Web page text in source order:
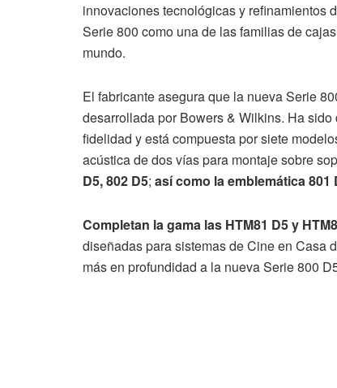
innovaciones tecnológicas y refinamientos
Serie 800 como una de las familias de
mundo.
El fabricante asegura que la nueva Serie
desarrollada por Bowers & Wilkins. Ha
fidelidad y está compuesta por siete
acústica de dos vías para montaje sobre
D5, 802 D5; así como la emblemática 801
Completan la gama las HTM81 D5 y
diseñadas para sistemas de Cine en Casa
más en profundidad a la nueva Serie 800